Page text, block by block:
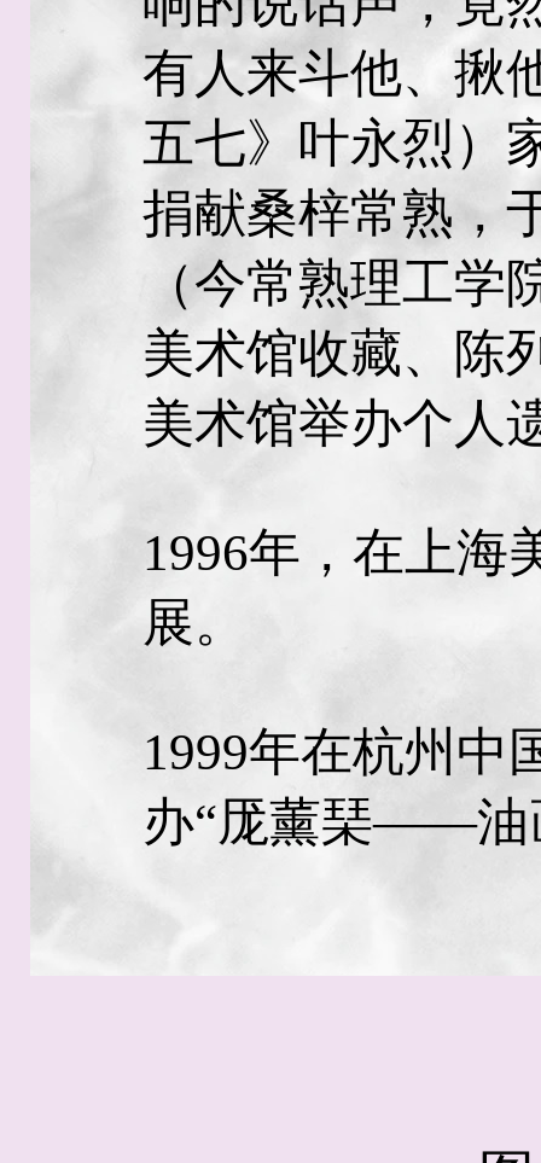
有人来斗他、揪
五七》叶永烈）
捐献桑梓常熟，
（今常熟理工
美术馆收藏、陈
美术馆举办个人
1996年，在上海
展。
1999年在杭州中
办“厐薰琹——油